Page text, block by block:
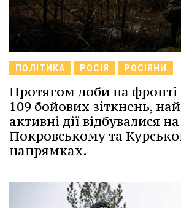
ПОЛІТИКА РОСІЯ РОСІЯНИ
Протягом доби на фронті
109 бойових зіткнень,
активні дії відбувалися на
Покровському та
напрямках.